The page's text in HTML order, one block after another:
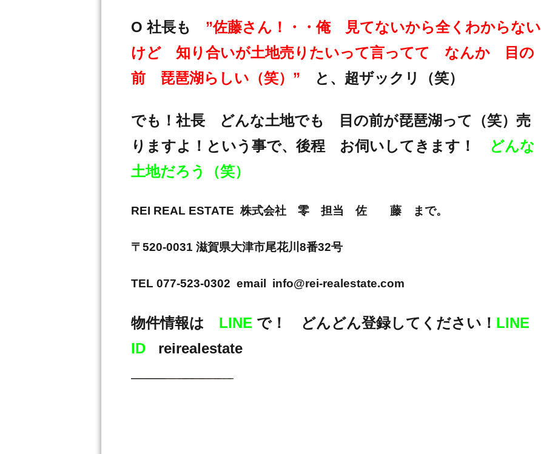
O 社長も ”佐藤さん！・・俺 見てないから全くわからない
けど 知り合いが土地売りたいって言ってて なんか 目の
前 琵琶湖らしい（笑）” と、超ザックリ（笑）
でも！社長 どんな土地でも 目の前が琵琶湖って（笑）売
りますよ！という事で、後程 お伺いしてきます！
どんな
土地だろう（笑）
REI REAL ESTATE 株式会社 零 担当 佐 藤 まで。
〒520-0031 滋賀県大津市尾花川8番32号
TEL 077-523-0302 email info@rei-realestate.com
物件情報は LINE で！ どんどん登録してください！ LINE
ID reirealestate